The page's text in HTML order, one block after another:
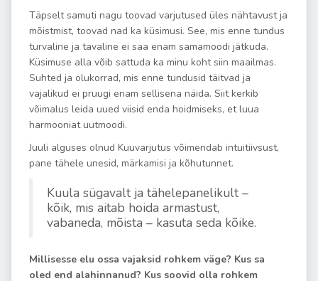
Täpselt samuti nagu toovad varjutused üles nähtavust ja
mõistmist, toovad nad ka küsimusi. See, mis enne tundus
turvaline ja tavaline ei saa enam samamoodi jätkuda.
Küsimuse alla võib sattuda ka minu koht siin maailmas.
Suhted ja olukorrad, mis enne tundusid täitvad ja
vajalikud ei pruugi enam sellisena näida. Siit kerkib
võimalus leida uued viisid enda hoidmiseks, et luua
harmooniat uutmoodi.
Juuli alguses olnud Kuuvarjutus võimendab intuitiivsust,
pane tähele unesid, märkamisi ja kõhutunnet.
Kuula sügavalt ja tähelepanelikult –
kõik, mis aitab hoida armastust,
vabaneda, mõista – kasuta seda kõike.
Millisesse elu ossa vajaksid rohkem väge? Kus sa
oled end alahinnanud? Kus soovid olla rohkem